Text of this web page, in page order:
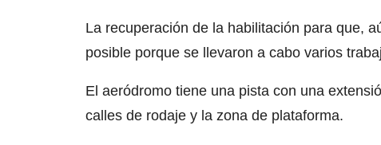
La recuperación de la habilitación para que,
posible porque se llevaron a cabo varios
El aeródromo tiene una pista con una
calles de rodaje y la zona de plataforma.